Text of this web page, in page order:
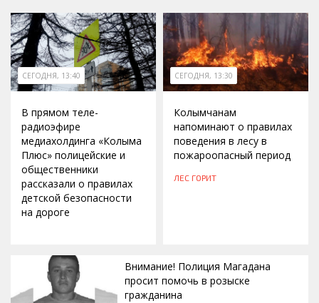
СЕГОДНЯ, 13:40
В прямом теле-
радиоэфире
медиахолдинга «Колыма
Плюс» полицейские и
общественники
рассказали о правилах
детской безопасности
на дороге
СЕГОДНЯ, 13:30
Колымчанам
напоминают о правилах
поведения в лесу в
пожароопасный период
ЛЕС ГОРИТ
Внимание! Полиция Магадана
просит помочь в розыске
гражданина